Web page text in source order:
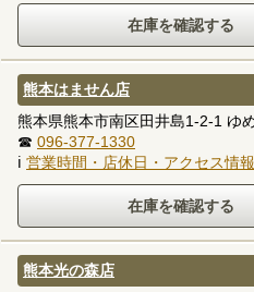
熊本はません店
熊本県熊本市南区田井島1-2-1 ゆ
☎ 096-377-1330
ℹ 営業時間・店休日・アクセス情
熊本光の森店